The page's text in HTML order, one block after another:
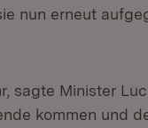
nun erneut
sagte Minister
kommen und